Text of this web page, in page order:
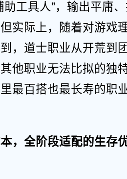
助工具人”，输出平庸
实际上，随着对游戏
，道士职业从开荒到
他职业无法比拟的独
最百搭也最长寿的职
，全阶段适配的生存